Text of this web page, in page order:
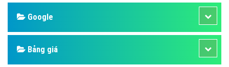
Google
Bảng giá